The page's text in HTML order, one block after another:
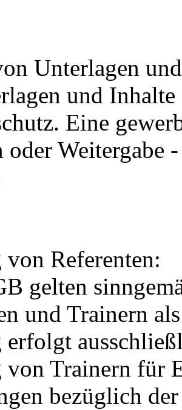
Unterlagen
und
Eine
Weitergabe
Referenten:
gelten
und Trainern
erfolgt
von Trainern für
bezüglich